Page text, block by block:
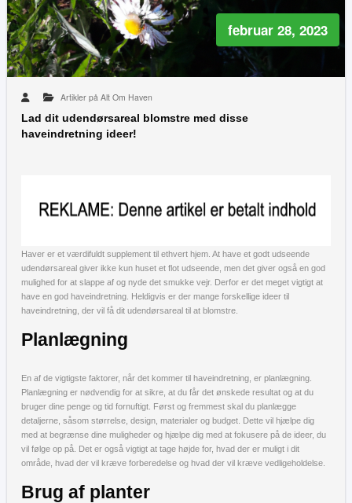
februar 28, 2023
Artikler på Alt Om Haven
Lad dit udendørsareal blomstre med disse
haveindretning ideer!
Haver er et værdifuldt supplement til ethvert hjem. At have et godt udseende
udendørsareal giver ikke kun huset et flot udseende, men det giver også en god
mulighed for at slappe af og nyde det smukke vejr. Derfor er det meget vigtigt at
have en god haveindretning. Heldigvis er der mange forskellige ideer til
haveindretning, der vil få dit udendørsareal til at blomstre.
Planlægning
En af de vigtigste faktorer, når det kommer til haveindretning, er planlægning.
Planlægning er nødvendig for at sikre, at du får det ønskede resultat og at du
bruger dine penge og tid fornuftigt. Først og fremmest skal du planlægge
detaljerne, såsom størrelse, design, materialer og budget. Dette vil hjælpe dig
med at begrænse dine muligheder og hjælpe dig med at fokusere på de ideer, du
vil følge op på. Det er også vigtigt at tage højde for, hvad der er muligt i dit
område, hvad der vil kræve forberedelse og hvad der vil kræve vedligeholdelse.
Brug af planter